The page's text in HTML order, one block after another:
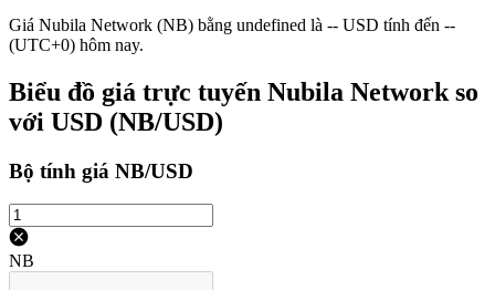
Giá Nubila Network (NB) bằng undefined là -- USD tính đến --
(UTC+0) hôm nay.
Biểu đồ giá trực tuyến Nubila Network so
với USD (NB/USD)
Bộ tính giá NB/USD
NB